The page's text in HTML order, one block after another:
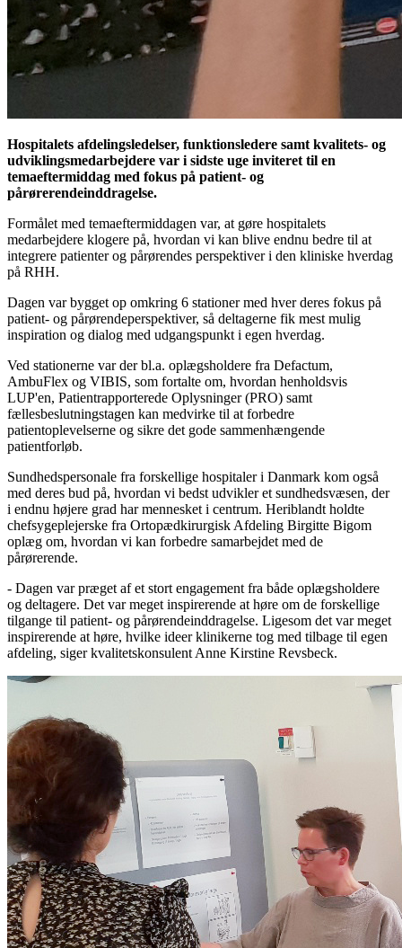
Hospitalets afdelingsledelser, funktionsledere samt kvalitets- og
udviklingsmedarbejdere var i sidste uge inviteret til en
temaeftermiddag med fokus på patient- og
pårørerendeinddragelse.
Formålet med temaeftermiddagen var, at gøre hospitalets
medarbejdere klogere på, hvordan vi kan blive endnu bedre til at
integrere patienter og pårørendes perspektiver i den kliniske hverdag
på RHH.
Dagen var bygget op omkring 6 stationer med hver deres fokus på
patient- og pårørendeperspektiver, så deltagerne fik mest mulig
inspiration og dialog med udgangspunkt i egen hverdag.
Ved stationerne var der bl.a. oplægsholdere fra Defactum,
AmbuFlex og VIBIS, som fortalte om, hvordan henholdsvis
LUP'en, Patientrapporterede Oplysninger (PRO) samt
fællesbeslutningstagen kan medvirke til at forbedre
patientoplevelserne og sikre det gode sammenhængende
patientforløb.
Sundhedspersonale fra forskellige hospitaler i Danmark kom også
med deres bud på, hvordan vi bedst udvikler et sundhedsvæsen, der
i endnu højere grad har mennesket i centrum. Heriblandt holdte
chefsygeplejerske fra Ortopædkirurgisk Afdeling Birgitte Bigom
oplæg om, hvordan vi kan forbedre samarbejdet med de
pårørerende.
- Dagen var præget af et stort engagement fra både oplægsholdere
og deltagere. Det var meget inspirerende at høre om de forskellige
tilgange til patient- og pårørendeinddragelse. Ligesom det var meget
inspirerende at høre, hvilke ideer klinikerne tog med tilbage til egen
afdeling, siger kvalitetskonsulent Anne Kirstine Revsbeck.